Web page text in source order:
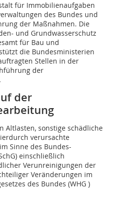
für Immobilienaufgaben
des Bundes und
der Maßnahmen. Die
und Grundwasserschutz
für Bau und
die Bundesministerien
Stellen in der
der
der
Altlasten, sonstige schädliche
verursachte
Sinne des Bundes-
einschließlich
Verunreinigungen der
Veränderungen im
des Bundes (WHG )